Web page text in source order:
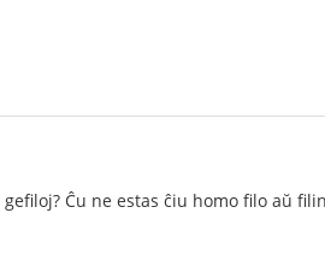
Ĉu ne estas ĉiu homo filo aŭ